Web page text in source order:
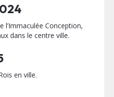
l’Immaculée Conception,
dans le centre ville.
en ville.